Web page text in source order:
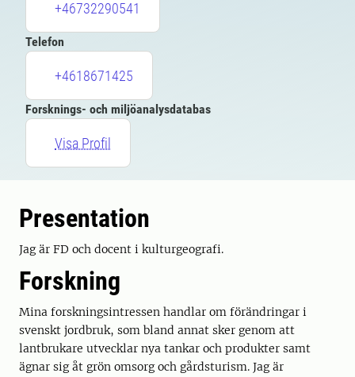
+46732290541
Telefon
+4618671425
Forsknings- och miljöanalysdatabas
Visa Profil
Presentation
Jag är FD och docent i kulturgeografi.
Forskning
Mina forskningsintressen handlar om förändringar i
svenskt jordbruk, som bland annat sker genom att
lantbrukare utvecklar nya tankar och produkter samt
ägnar sig åt grön omsorg och gårdsturism. Jag är